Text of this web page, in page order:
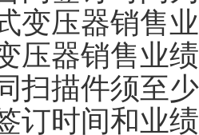
变压器销售
压器销售业
扫描件须至
订时间和业